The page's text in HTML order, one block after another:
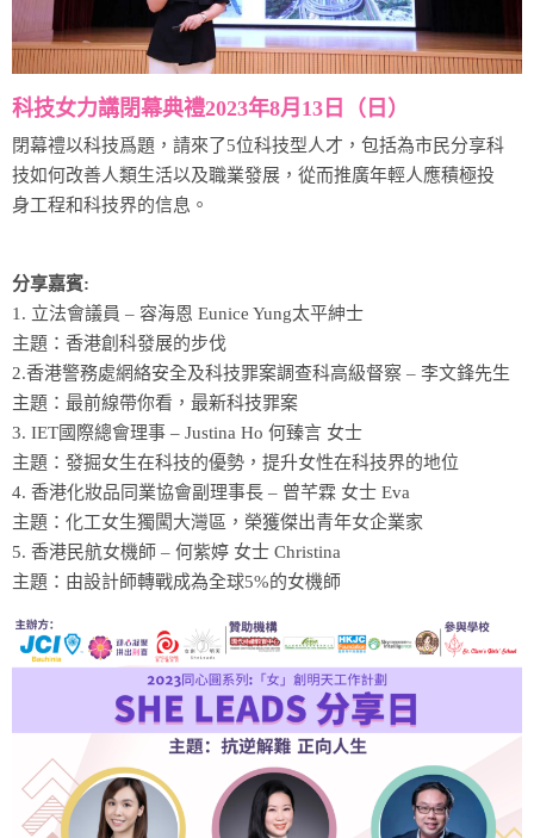
科技女力講閉幕典禮2023年8月13日（日）
閉幕禮以科技爲題，請來了5位科技型人才，包括為市民分享科
技如何改善人類生活以及職業發展，從而推廣年輕人應積極投
身工程和科技界的信息。
分享嘉賓:
1. 立法會議員 – 容海恩 Eunice Yung太平紳士
主題：香港創科發展的步伐
2.香港警務處網絡安全及科技罪案調查科高級督察 – 李文鋒先生
主題：最前線帶你看，最新科技罪案
3. IET國際總會理事 – Justina Ho 何臻言 女士
主題：發掘女生在科技的優勢，提升女性在科技界的地位
4. 香港化妝品同業協會副理事長 – 曾芊霖 女士 Eva
主題：化工女生獨闖大灣區，榮獲傑出青年女企業家
5. 香港民航女機師 – 何紫婷 女士 Christina
主題：由設計師轉戰成為全球5%的女機師